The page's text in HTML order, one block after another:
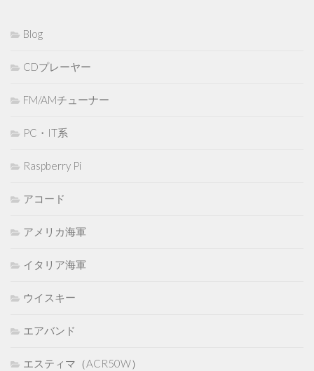
Blog
CDプレーヤー
FM/AMチューナー
PC・IT系
Raspberry Pi
アコード
アメリカ海軍
イタリア海軍
ウイスキー
エアバンド
エスティマ（ACR50W）